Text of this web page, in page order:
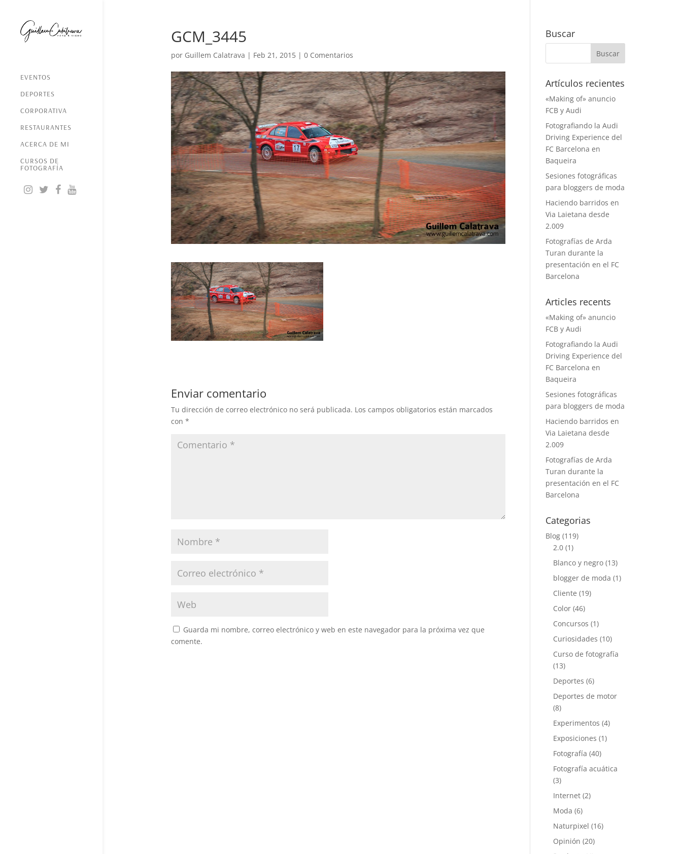
EVENTOS
DEPORTES
CORPORATIVA
RESTAURANTES
ACERCA DE MI
CURSOS DE
FOTOGRAFÍA
GCM_3445
por Guillem Calatrava | Feb 21, 2015| 0 Comentarios
Enviar comentario
Tu dirección de correo electrónico no será publicada. Los campos obligatorios están marcados
con *
Guarda mi nombre, correo electrónico y web en este navegador para la próxima vez que
comente.
Buscar
Artículos recientes
«Making of» anuncio
FCB y Audi
Fotografiando la Audi
Driving Experience del
FC Barcelona en
Baqueira
Sesiones fotográficas
para bloggers de moda
Haciendo barridos en
Via Laietana desde
2.009
Fotografías de Arda
Turan durante la
presentación en el FC
Barcelona
Articles recents
«Making of» anuncio
FCB y Audi
Fotografiando la Audi
Driving Experience del
FC Barcelona en
Baqueira
Sesiones fotográficas
para bloggers de moda
Haciendo barridos en
Via Laietana desde
2.009
Fotografías de Arda
Turan durante la
presentación en el FC
Barcelona
Categorias
Blog (119)
2.0 (1)
Blanco y negro (13)
blogger de moda (1)
Cliente (19)
Color (46)
Concursos (1)
Curiosidades (10)
Curso de fotografía
(13)
Deportes (6)
Deportes de motor
(8)
Experimentos (4)
Exposiciones (1)
Fotografía (40)
Fotografía acuática
(3)
Internet (2)
Moda (6)
Naturpixel (16)
Opinión (20)